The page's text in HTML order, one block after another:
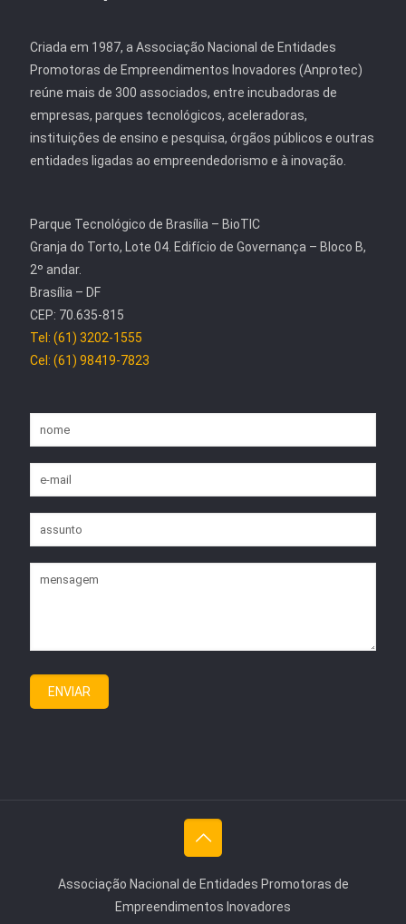
Criada em 1987, a Associação Nacional de Entidades
Promotoras de Empreendimentos Inovadores (Anprotec)
reúne mais de 300 associados, entre incubadoras de
empresas, parques tecnológicos, aceleradoras,
instituições de ensino e pesquisa, órgãos públicos e outras
entidades ligadas ao empreendedorismo e à inovação.
Parque Tecnológico de Brasília – BioTIC
Granja do Torto, Lote 04. Edifício de Governança – Bloco B,
2º andar.
Brasília – DF
CEP: 70.635-815
Tel: (61) 3202-1555
Cel: (61) 98419-7823
Associação Nacional de Entidades Promotoras de
Empreendimentos Inovadores